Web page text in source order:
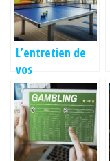
L’entretien de
vos
equipements de
ping-pong : Les
erreurs a eviter
pour garantir
leur longevite